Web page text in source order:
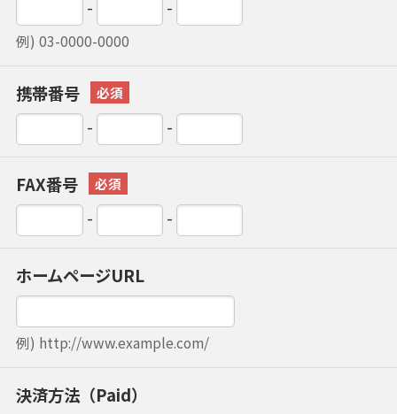
- -
例) 03-0000-0000
携帯番号
-
-
FAX番号
-
-
ホームページURL
例) http://www.example.com/
決済方法（Paid）